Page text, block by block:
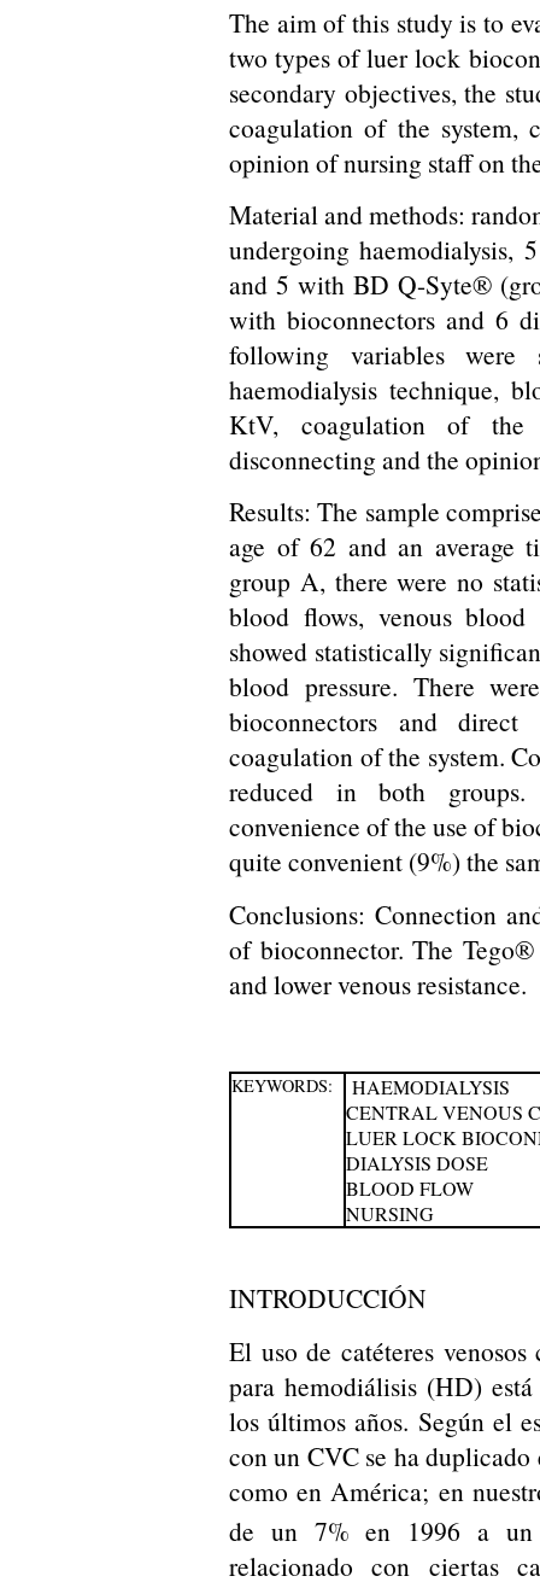
The aim of this study is to
two types of luer lock
secondary objectives, the
coagulation of the system,
opinion of nursing staff on
Material and methods:
undergoing
and 5 with BD Q-Syte®
with bioconnectors and 6
following variables were
haemodialysis technique,
KtV, coagulation of the
disconnecting and the
Results: The sample
age of 62 and an average
group A, there were no
blood flows, venous
showed statistically
blood pressure. There
bioconnectors and
coagulation of the system.
reduced in both
convenience of the use of
quite convenient (9%) the
Conclusions: Connection
of bioconnector. The
and lower venous resistance.
KEYWORDS:
HAEMODIALYSIS
CENTRAL VENOUS
LUER LOCK
DIALYSIS DOSE
BLOOD FLOW
NURSING
INTRODUCCIÓN
El uso de catéteres
para hemodiálisis (HD)
los últimos años. Según el
con un CVC se ha
como en América; en
de un 7% en 1996 a un
relacionado con ciertas